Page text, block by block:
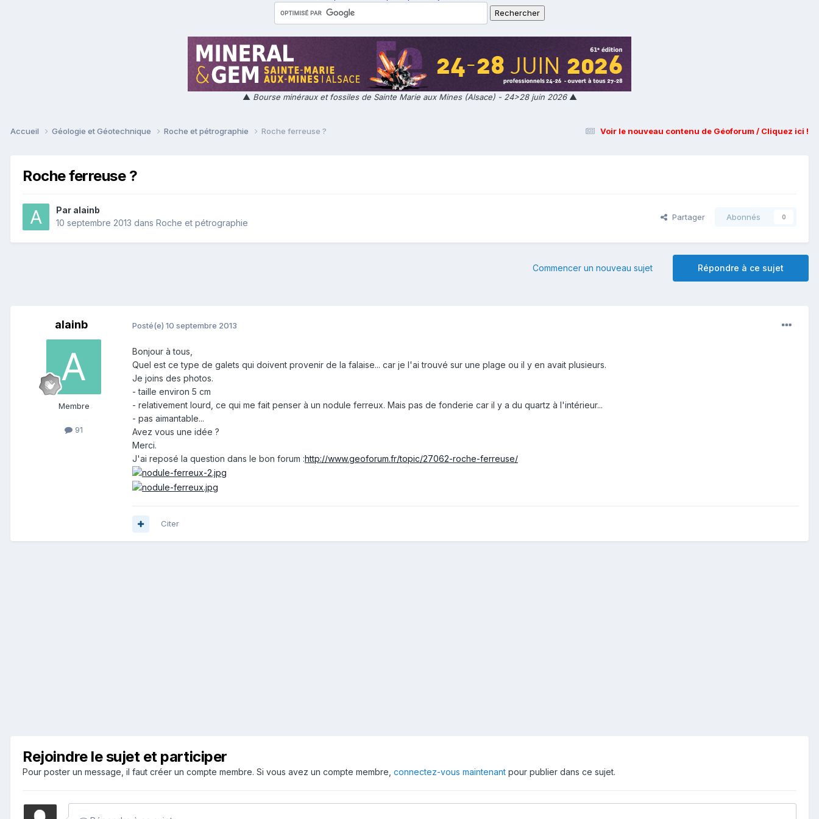
▲ Bourse minéraux et fossiles de Sainte Marie aux Mines (Alsace) - 24>28 juin 2026▲
Voir le nouveau contenu de Géoforum / Cliquez ici !
Accueil Géologie et Géotechnique Roche et pétrographie Roche ferreuse ?
Roche ferreuse ?
Par alainb
10 septembre 2013 dans Roche et pétrographie
Partager Abonnés 0
Répondre à ce sujet
Commencer un nouveau sujet
alainb
Membre
91
Posté(e) 10 septembre 2013
Bonjour à tous,
Quel est ce type de galets qui doivent provenir de la falaise... car je l'ai trouvé sur une plage ou il y en avait plusieurs.
Je joins des photos.
- taille environ 5 cm
- relativement lourd, ce qui me fait penser à un nodule ferreux. Mais pas de fonderie car il y a du quartz à l'intérieur...
- pas aimantable...
Avez vous une idée ?
Merci.
J'ai reposé la question dans le bon forum :http://www.geoforum.fr/topic/27062-roche-ferreuse/
Citer
Rejoindre le sujet et participer
Pour poster un message, il faut créer un compte membre. Si vous avez un compte membre, connectez-vous maintenant pour publier dans ce sujet.